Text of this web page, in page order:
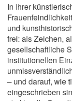
In ihrer
und
frei: als Zeichen,
gesellschaftliche
institutionellen
– und darauf, wie
eingeschrieben